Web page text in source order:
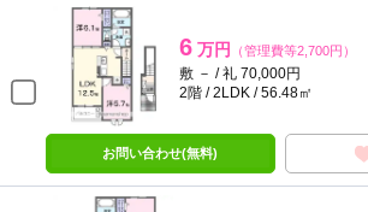
6 万円 （管理費等2,700円）
敷 － / 礼 70,000円
2階 / 2LDK / 56.48㎡
お問い合わせ(無料)